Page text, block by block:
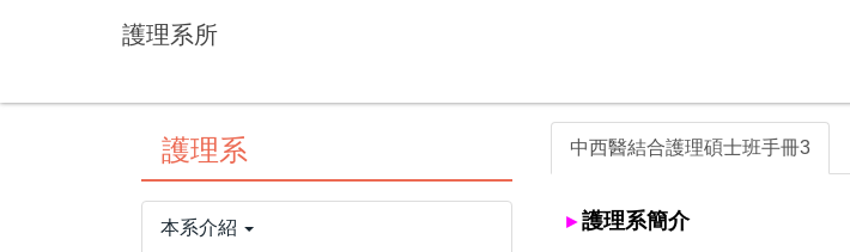
要
護理系所
護理系
本系介紹
中西醫結合護理碩士班手冊3
►護理系簡介